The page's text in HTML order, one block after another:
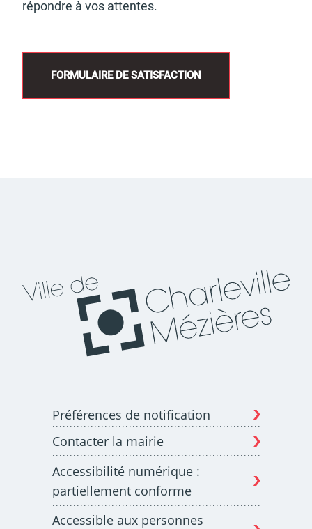
répondre à vos attentes.
FORMU­LAIRE DE SATIS­FAC­TION
Préférences de notification
Contacter la mairie
Accessibilité numérique :
partiellement conforme
Accessible aux personnes